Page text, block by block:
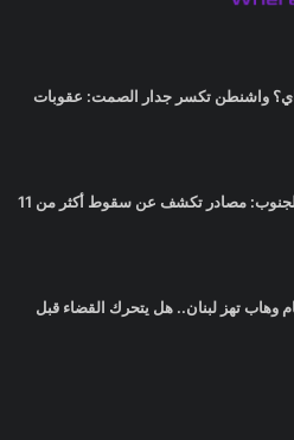
واشنطن تكسر جدار الصمت: عقوبات
مجزرة في الجنوب: مصادر تكشف عن سقوط أكثر من 11
وهاب تهز لبنان.. هل يتحرك القضاء قبل